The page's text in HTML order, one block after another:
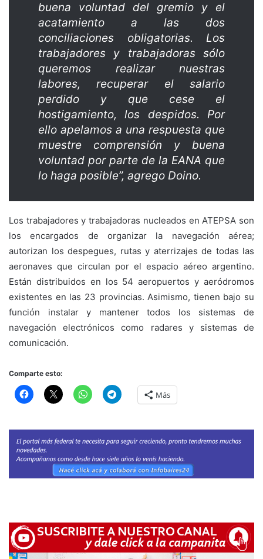
buena voluntad del gremio y el
acatamiento a las dos
conciliaciones obligatorias. Los
trabajadores y trabajadoras sólo
queremos realizar nuestras
labores, recuperar el salario
perdido y que cese el
hostigamiento, los despidos. Por
ello apelamos a una respuesta que
muestre comprensión y buena
voluntad por parte de la EANA que
lo haga posible”, agrego Doino.
Los trabajadores y trabajadoras nucleados en ATEPSA son
los encargados de organizar la navegación aérea;
autorizan los despegues, rutas y aterrizajes de todas las
aeronaves que circulan por el espacio aéreo argentino.
Están distribuidos en los 54 aeropuertos y aeródromos
existentes en las 23 provincias. Asimismo, tienen bajo su
función instalar y mantener todos los sistemas de
navegación electrónicos como radares y sistemas de
comunicación.
Comparte esto:
Más